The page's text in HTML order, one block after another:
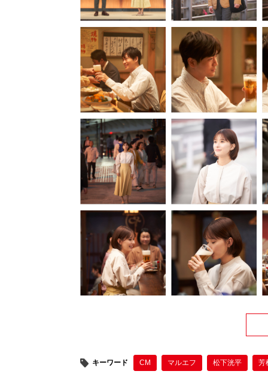
キーワード CM マルエフ 松下洸平 芳